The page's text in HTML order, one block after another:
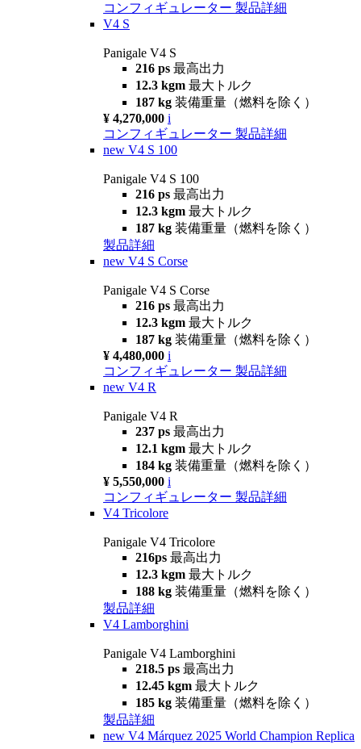
コンフィギュレーター 製品詳細
V4 S
Panigale V4 S
216 ps 最高出力
12.3 kgm 最大トルク
187 kg 装備重量（燃料を除く）
¥ 4,270,000 i
コンフィギュレーター 製品詳細
new V4 S 100
Panigale V4 S 100
216 ps 最高出力
12.3 kgm 最大トルク
187 kg 装備重量（燃料を除く）
製品詳細
new V4 S Corse
Panigale V4 S Corse
216 ps 最高出力
12.3 kgm 最大トルク
187 kg 装備重量（燃料を除く）
¥ 4,480,000 i
コンフィギュレーター 製品詳細
new V4 R
Panigale V4 R
237 ps 最高出力
12.1 kgm 最大トルク
184 kg 装備重量（燃料を除く）
¥ 5,550,000 i
コンフィギュレーター 製品詳細
V4 Tricolore
Panigale V4 Tricolore
216ps 最高出力
12.3 kgm 最大トルク
188 kg 装備重量（燃料を除く）
製品詳細
V4 Lamborghini
Panigale V4 Lamborghini
218.5 ps 最高出力
12.45 kgm 最大トルク
185 kg 装備重量（燃料を除く）
製品詳細
new V4 Márquez 2025 World Champion Replica